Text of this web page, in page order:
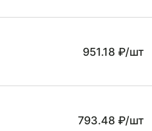
951.18 ₽/шт
793.48 ₽/шт